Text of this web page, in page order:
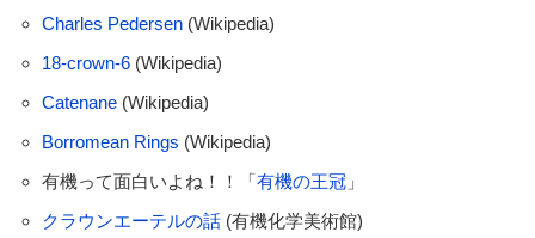
Charles Pedersen(Wikipedia)
18-crown-6(Wikipedia)
Catenane(Wikipedia)
Borromean Rings (Wikipedia)
有機って面白いよね！！「有機の王冠」
クラウンエーテルの話(有機化学美術館)